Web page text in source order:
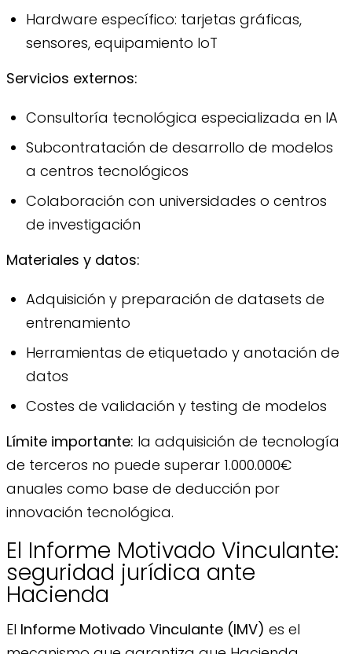
Hardware específico: tarjetas gráficas,
sensores, equipamiento IoT
Servicios externos:
Consultoría tecnológica especializada en IA
Subcontratación de desarrollo de modelos
a centros tecnológicos
Colaboración con universidades o centros
de investigación
Materiales y datos:
Adquisición y preparación de datasets de
entrenamiento
Herramientas de etiquetado y anotación de
datos
Costes de validación y testing de modelos
Límite importante: la adquisición de tecnología
de terceros no puede superar 1.000.000€
anuales como base de deducción por
innovación tecnológica.
El Informe Motivado Vinculante:
seguridad jurídica ante
Hacienda
El Informe Motivado Vinculante (IMV) es el